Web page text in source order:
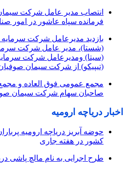
انتصاب مدیر عامل شرکت
فرمانده سپاه عاشور در امور
بازدید مدیرعامل شرکت سرمایه
(شستا)، مدیر عامل شرکت
(سیتا) ومدیرعامل شرکت
(تیپیکو) از شرکت سیمان
مجمع عمومی فوق العاده و
صاحبان سهام شرکت سیمان
اخبار دریاچه ارومیه
حوضه آبریز دریاچه ارومیه
کشور در هفته جاری
طرح اجرایی به نام مالچ پاشی